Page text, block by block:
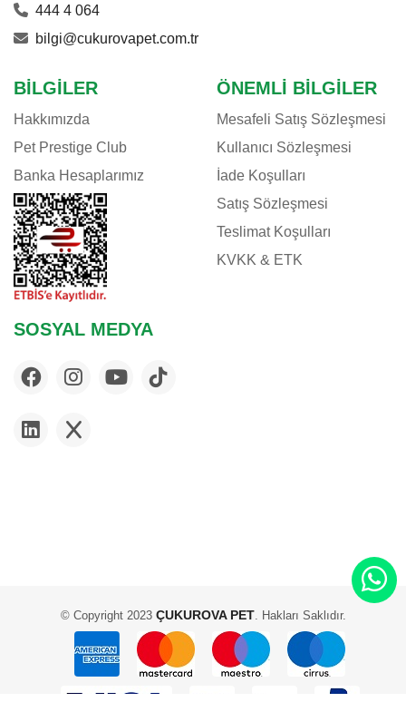
444 4 064
bilgi@cukurovapet.com.tr
BILGILER
Hakkımızda
Pet Prestige Club
Banka Hesaplarımız
ÖNEMLI BILGILER
Mesafeli Satış Sözleşmesi
Kullanıcı Sözleşmesi
İade Koşulları
Satış Sözleşmesi
Teslimat Koşulları
KVKK & ETK
SOSYAL MEDYA
© Copyright 2023ÇUKUROVA PET. Hakları Saklıdır.